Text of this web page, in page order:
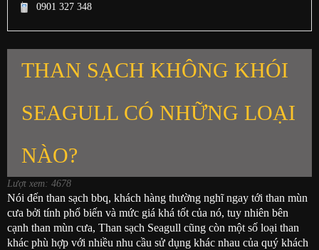
0901 327 348
THAN SẠCH KHÔNG KHÓI
SEAGULL CÓ NHỮNG LOẠI
NÀO?
Lượt xem: 4678
Nói đến than sạch bbq, khách hàng thường nghĩ ngay tới than mùn
cưa bởi tính phổ biến và mức giá khá tốt của nó, tuy nhiên bên
cạnh than mùn cưa, Than sạch Seagull cũng còn một số loại than
khác phù hợp với nhiều nhu cầu sử dụng khác nhau của quý khách